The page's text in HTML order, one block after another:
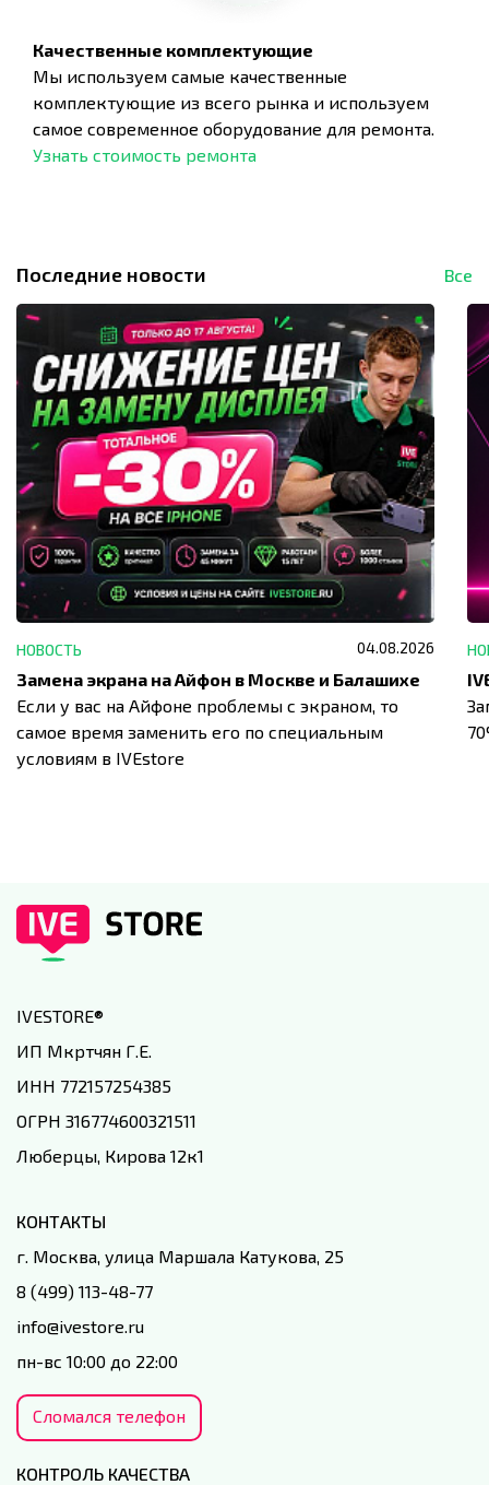
Качественные комплектующие
Мы используем самые качественные
комплектующие из всего рынка и используем
самое современное оборудование для ремонта.
Узнать стоимость ремонта
Последние новости Все
НОВОСТЬ 04.08.2026
Замена экрана на Айфон в Москве и Балашихе
Если у вас на Айфоне проблемы с экраном, то
самое время заменить его по специальным
условиям в IVEstore
IVESTORE®
ИП Мкртчян Г.Е.
ИНН 772157254385
ОГРН 316774600321511
Люберцы, Кирова 12к1
КОНТАКТЫ
г. Москва, улица Маршала Катукова, 25
8 (499) 113-48-77
info@ivestore.ru
пн-вс 10:00 до 22:00
Сломался телефон
КОНТРОЛЬ КАЧЕСТВА